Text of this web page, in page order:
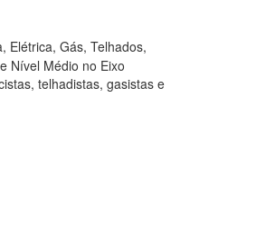
Elétrica, Gás, Telhados,
Nível Médio no Eixo
telhadistas, gasistas e